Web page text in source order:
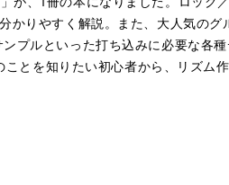
かりやすく解説。また、大人気の
プルといった打ち込みに必要な各
とを知りたい初心者から、リズム